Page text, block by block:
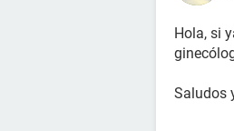
Hola, si
Saludos